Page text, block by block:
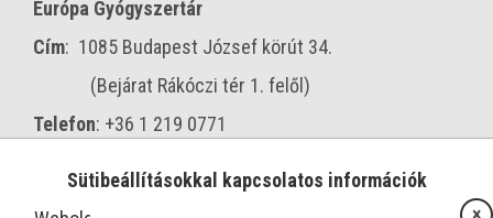
Sütibeállításokkal kapcsolatos információk
Európa Gyógyszertár
Cím: 1085 Budapest József körút 34.
(Bejárat Rákóczi tér 1. felől)
Telefon: +36 1 219 0771